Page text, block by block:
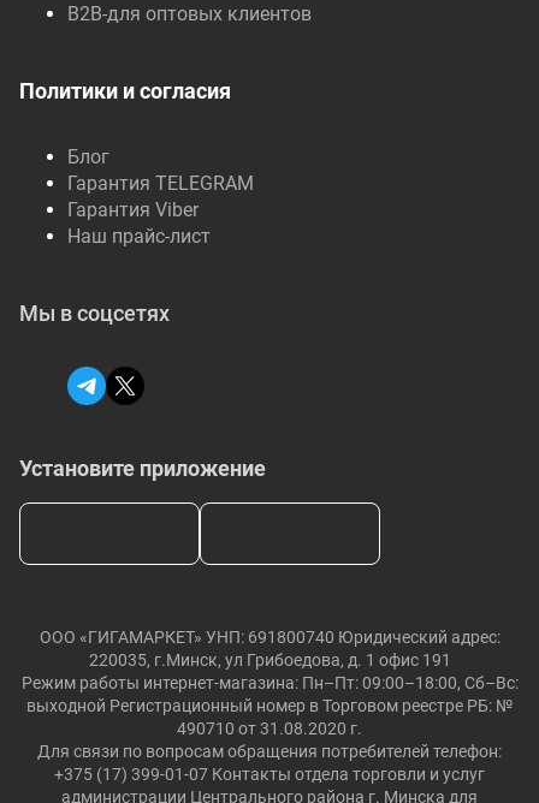
B2B-для оптовых клиентов
Политики и согласия
Блог
Гарантия TELEGRAM
Гарантия Viber
Наш прайс-лист
Установите приложение
Мы в соцсетях
ООО «ГИГАМАРКЕТ» УНП: 691800740 Юридический адрес:
220035, г.Минск, ул Грибоедова, д. 1 офис 191
Режим работы интернет-магазина: Пн–Пт: 09:00–18:00, Сб–Вс:
выходной Регистрационный номер в Торговом реестре РБ: №
490710 от 31.08.2020 г.
Для связи по вопросам обращения потребителей телефон:
+375 (17) 399-01-07 Контакты отдела торговли и услуг
администрации Центрального района г. Минска для